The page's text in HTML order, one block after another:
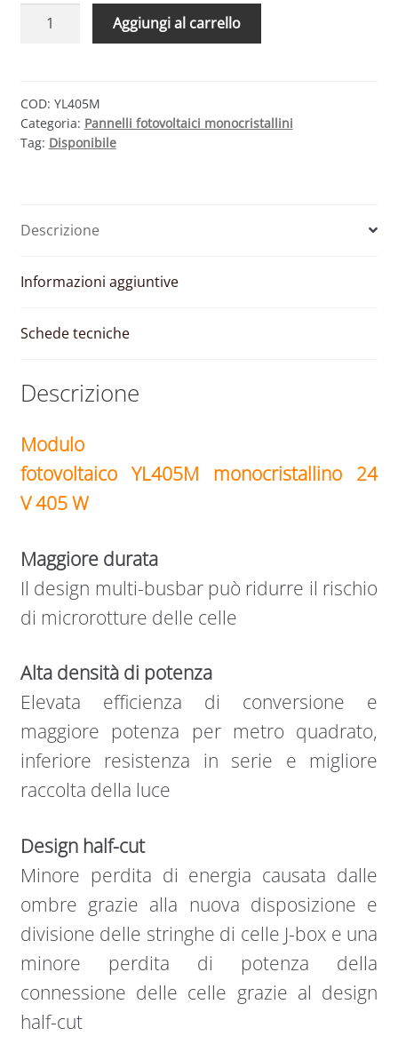
MODULO
FOTOVOLTAICO
405
W
quantità
Aggiungi al carrello
COD: YL405M
Categoria: Pannelli fotovoltaici monocristallini
Tag: Disponibile
Descrizione
Informazioni aggiuntive
Schede tecniche
Descrizione
Modulo
fotovoltaico YL405M monocristallino 24
V 405 W
Maggiore durata
Il design multi-busbar può ridurre il rischio
di microrotture delle celle
Alta densità di potenza
Elevata efficienza di conversione e
maggiore potenza per metro quadrato,
inferiore resistenza in serie e migliore
raccolta della luce
Design half-cut
Minore perdita di energia causata dalle
ombre grazie alla nuova disposizione e
divisione delle stringhe di celle J-box e una
minore perdita di potenza della
connessione delle celle grazie al design
half-cut